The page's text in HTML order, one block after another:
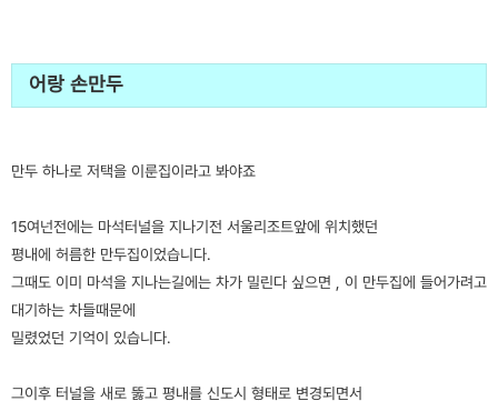
어랑 손만두
만두 하나로 저택을 이룬집이라고 봐야죠
15여넌전에는 마석터널을 지나기전 서울리조트앞에 위치했던
평내에 허름한 만두집이었습니다.
그때도 이미 마석을 지나는길에는 차가 밀린다 싶으면 , 이 만두집에 들어가려고
대기하는 차들때문에
밀렸었던 기억이 있습니다.
그이후 터널을 새로 뚫고 평내를 신도시 형태로 변경되면서